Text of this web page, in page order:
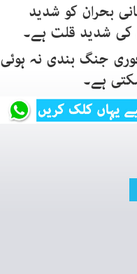
بحران کو شدید
کی شدید قلت ہے۔
جنگ بندی نہ ہوئی
ہے۔